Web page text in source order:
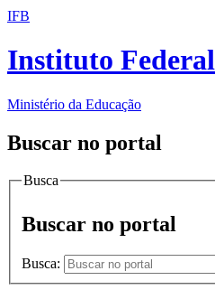
IFB
Instituto
Ministério da Educação
Buscar no portal
Busca
Buscar no portal
Busca: